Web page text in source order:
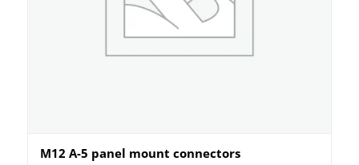
M12 A-5 panel mount connectors